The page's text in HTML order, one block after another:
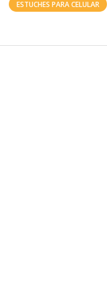
ESTUCHES PARA CELULAR